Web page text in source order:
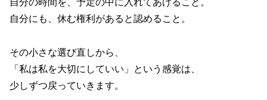
自分の時間を、予定の中に入れてあげること。
自分にも、休む権利があると認めること。
その小さな選び直しから、
「私は私を大切にしていい」という感覚は、
少しずつ戻っていきます。